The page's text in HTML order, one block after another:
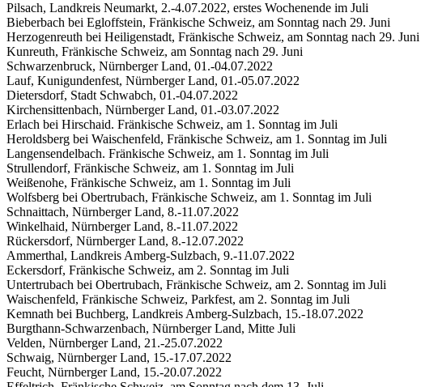
Pilsach, Landkreis Neumarkt, 2.-4.07.2022, erstes Wochenende im Juli
Bieberbach bei Egloffstein, Fränkische Schweiz, am Sonntag nach 29. Juni
Herzogenreuth bei Heiligenstadt, Fränkische Schweiz, am Sonntag nach 29. Juni
Kunreuth, Fränkische Schweiz, am Sonntag nach 29. Juni
Schwarzenbruck, Nürnberger Land, 01.-04.07.2022
Lauf, Kunigundenfest, Nürnberger Land, 01.-05.07.2022
Dietersdorf, Stadt Schwabch, 01.-04.07.2022
Kirchensittenbach, Nürnberger Land, 01.-03.07.2022
Erlach bei Hirschaid. Fränkische Schweiz, am 1. Sonntag im Juli
Heroldsberg bei Waischenfeld, Fränkische Schweiz, am 1. Sonntag im Juli
Langensendelbach. Fränkische Schweiz, am 1. Sonntag im Juli
Strullendorf, Fränkische Schweiz, am 1. Sonntag im Juli
Weißenohe, Fränkische Schweiz, am 1. Sonntag im Juli
Wolfsberg bei Obertrubach, Fränkische Schweiz, am 1. Sonntag im Juli
Schnaittach, Nürnberger Land, 8.-11.07.2022
Winkelhaid, Nürnberger Land, 8.-11.07.2022
Rückersdorf, Nürnberger Land, 8.-12.07.2022
Ammerthal, Landkreis Amberg-Sulzbach, 9.-11.07.2022
Eckersdorf, Fränkische Schweiz, am 2. Sonntag im Juli
Untertrubach bei Obertrubach, Fränkische Schweiz, am 2. Sonntag im Juli
Waischenfeld, Fränkische Schweiz, Parkfest, am 2. Sonntag im Juli
Kemnath bei Buchberg, Landkreis Amberg-Sulzbach, 15.-18.07.2022
Burgthann-Schwarzenbach, Nürnberger Land, Mitte Juli
Velden, Nürnberger Land, 21.-25.07.2022
Schwaig, Nürnberger Land, 15.-17.07.2022
Feucht, Nürnberger Land, 15.-20.07.2022